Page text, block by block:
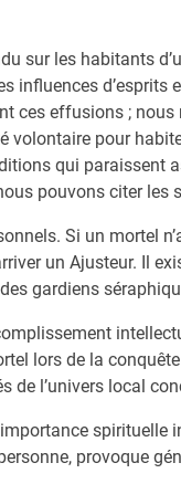
sur les habitants
influences
ces effusions ;
volontaire pour
qui paraissent
pouvons citer les
Si un mortel
un Ajusteur. Il
gardiens
lors de la
l’univers local
provoque